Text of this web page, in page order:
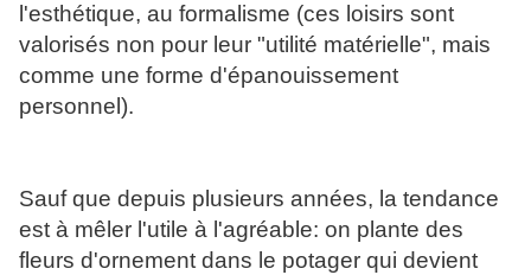
l'esthétique, au formalisme (ces loisirs sont
valorisés non pour leur "utilité matérielle", mais
comme une forme d'épanouissement
personnel).
Sauf que depuis plusieurs années, la tendance
est à mêler l'utile à l'agréable: on plante des
fleurs d'ornement dans le potager qui devient